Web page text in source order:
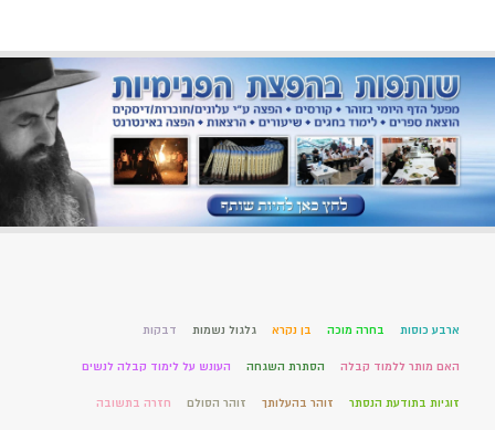
ארבע כוסות בחרה מוכה בן נקרא גלגול נשמות דבקות
האם מותר ללמוד קבלה הסתרת השגחה העונש על לימוד קבלה לנשים
זוגיות בתודעת הנסתר זוהר בהעלותך זוהר הסולם חזרה בתשובה